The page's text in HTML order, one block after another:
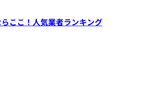
ここ！人気業者ランキング